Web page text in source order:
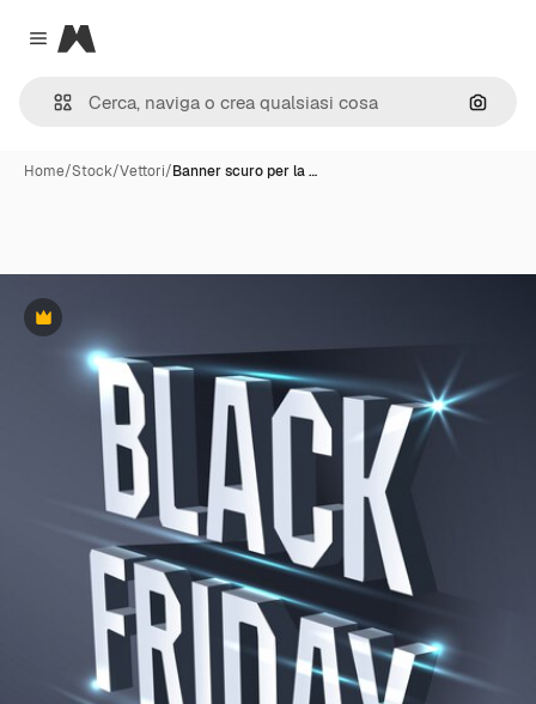
Close menu
Magnific
Cerca
Home/Stock/Vettori/Banner scuro per la …
Premium